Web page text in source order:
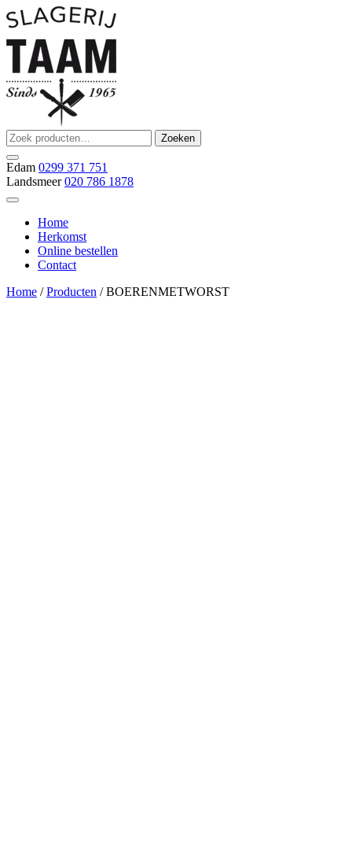
Ga
naar
de
inhoud
Slagerij Taam
slager
Zoeken
naar:
Zoeken
Edam 0299 371 751
Landsmeer 020 786 1878
Home
Herkomst
Online bestellen
Contact
Home /Producten / BOERENMETWORST